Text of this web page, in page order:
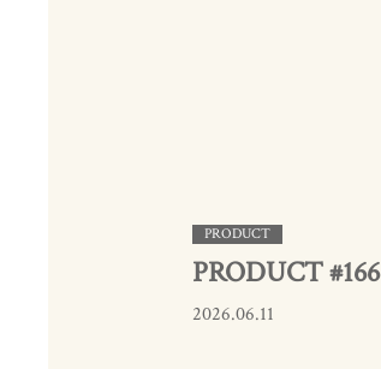
PRODUCT
PRODUCT #166
2026.06.11